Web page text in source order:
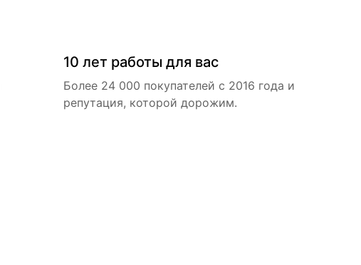
10 лет работы для вас
Более 24 000 покупателей с 2016 года и
репутация, которой дорожим.